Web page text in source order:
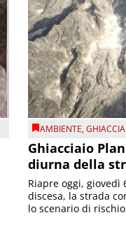
AMBIENTE,
Ghiacciaio
diurna della
Riapre oggi, giovedì
discesa, la strada
lo scenario di